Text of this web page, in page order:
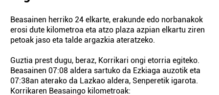
Beasainen herriko 24 elkarte, erakunde edo norbanakok
erosi dute kilometroa eta atzo plaza azpian elkartu ziren
petoak jaso eta talde argazkia ateratzeko.
Guztia prest dugu, beraz, Korrikari ongi etorria egiteko.
Beasainen 07:08 aldera sartuko da Ezkiaga auzotik eta
07:38an aterako da Lazkao aldera, Senperetik igarota.
Korrikaren Beasaingo kilometroak: